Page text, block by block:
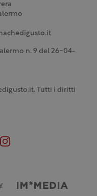
n. 9 del 26-04-
Tutti i diritti
Credits